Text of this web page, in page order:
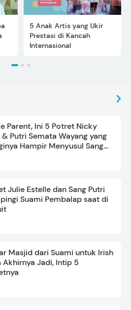
5 Anak Artis yang Ukir
Prestasi di Kancah
Internasional
Parent, Ini 5 Potret Nicky
Putri Semata Wayang yang
Hampir Menyusul Sang
Julie Estelle dan Sang Putri
Suami Pembalap saat di
Masjid dari Suami untuk Irish
Akhirnya Jadi, Intip 5